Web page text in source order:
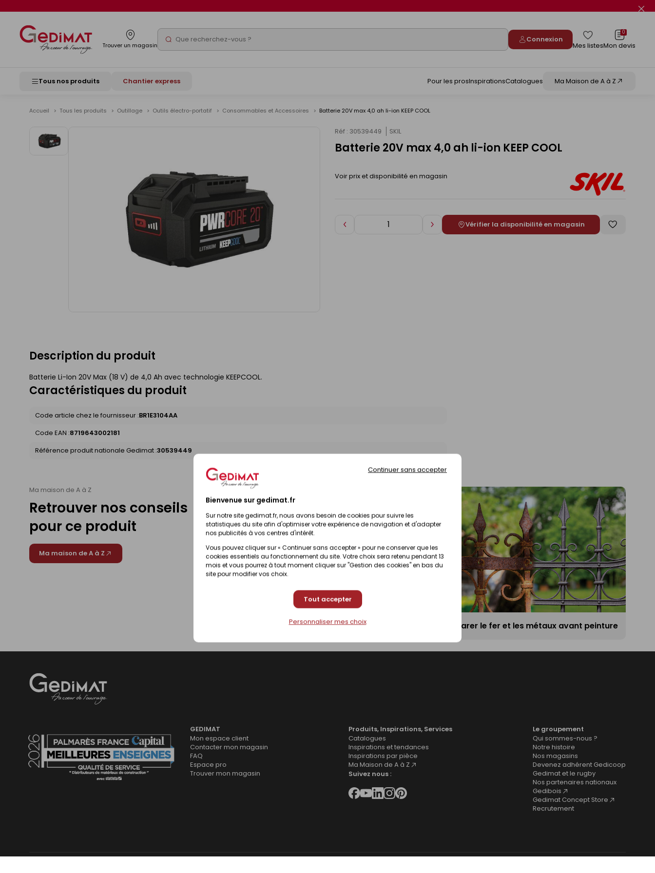
Bienvenue sur gedimat.fr
Sur notre site gedimat.fr, nous avons besoin de cookies pour suivre les
statistiques du site afin d'optimiser votre expérience de navigation et d'adapter
nos publicités à vos centres d'intérêt.
Vous pouvez cliquer sur « Continuer sans accepter » pour ne conserver que les
cookies essentiels au fonctionnement du site. Votre choix sera retenu pendant 13
mois et vous pourrez à tout moment cliquer sur "Gestion des cookies" en bas du
site pour modifier vos choix.
Tout accepter
Continuer sans accepter
Personnaliser mes choix
Trouver un magasin Rechercher Connexion
Mes listes
0
Mon devis
Tous nos produits Chantier express Pour les prosInspirationsCatalogues Ma Maison de A à Z
Accueil Tous les produits Outillage Outils électro-portatif Consommables et Accessoires Batterie 20V max 4,0 ah li-ion KEEP COOL
Réf : 30539449 SKIL
Batterie 20V max 4,0 ah li-ion KEEP COOL
Voir prix et disponibilité en magasin
Diminuer AugmenterVérifier la disponibilité en magasin
Enregistrer
Description du produit
Batterie Li-Ion 20V Max (18 V) de 4,0 Ah avec technologie KEEPCOOL.
Caractéristiques du produit
Code article chez le fournisseur :BR1E3104AA
Code EAN :8719643002181
Référence produit nationale Gedimat :30539449
Ma maison de A à Z
Retrouver nos conseils
pour ce produit
Ma maison de A à Z
Fermer une mezzanine par une verrière Préparer le fer et les métaux avant peinture
GEDIMAT
Mon espace client
Contacter mon magasin
FAQ
Espace pro
Trouver mon magasin
Produits, Inspirations, Services
Catalogues
Inspirations et tendances
Inspirations par pièce
Ma Maison de A à Z
Suivez nous :
Le groupement
Qui sommes-nous ?
Notre histoire
Nos magasins
Devenez adhérent Gedicoop
Gedimat et le rugby
Nos partenaires nationaux
Gedibois
Gedimat Concept Store
Recrutement